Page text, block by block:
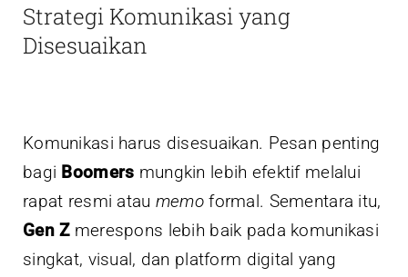
Strategi Komunikasi yang
Disesuaikan
Komunikasi harus disesuaikan. Pesan penting
bagi Boomers mungkin lebih efektif melalui
rapat resmi atau memo formal. Sementara itu,
Gen Zmerespons lebih baik pada komunikasi
singkat, visual, dan platform digital yang